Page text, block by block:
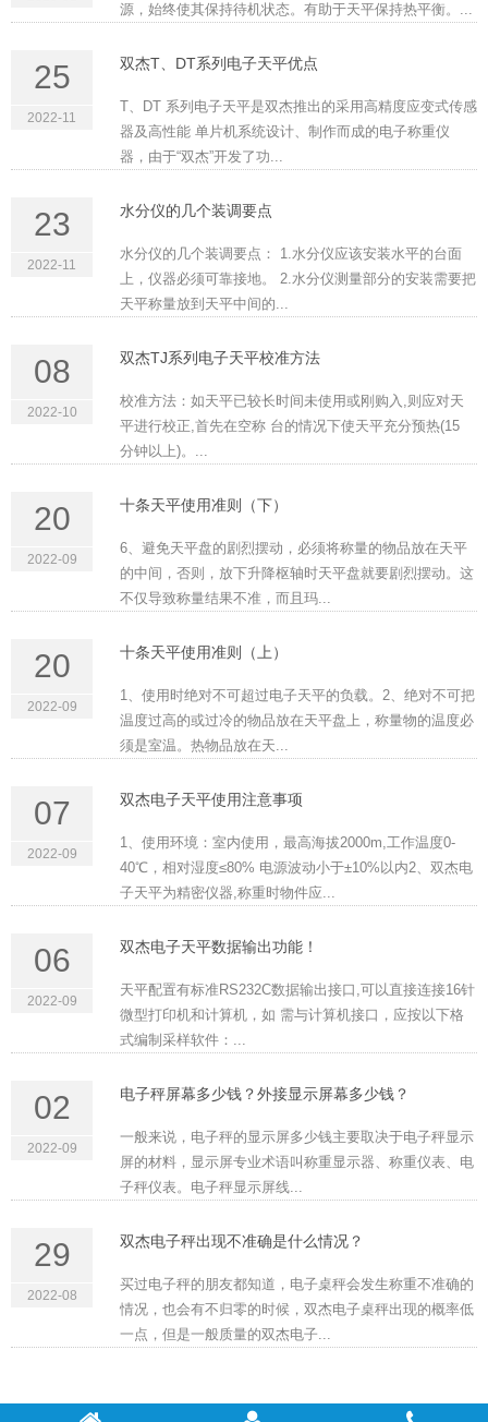
源，始终使其保持待机状态。有助于天平保持热平衡。...
25
2022-11
双杰T、DT系列电子天平优点
T、DT 系列电子天平是双杰推出的采用高精度应变式传感
器及高性能 单片机系统设计、制作而成的电子称重仪
器，由于“双杰”开发了功...
23
2022-11
水分仪的几个装调要点
水分仪的几个装调要点： 1.水分仪应该安装水平的台面
上，仪器必须可靠接地。 2.水分仪测量部分的安装需要把
天平称量放到天平中间的...
08
2022-10
双杰TJ系列电子天平校准方法
校准方法：如天平已较长时间未使用或刚购入,则应对天
平进行校正,首先在空称 台的情况下使天平充分预热(15
分钟以上)。...
20
2022-09
十条天平使用准则（下）
6、避免天平盘的剧烈摆动，必须将称量的物品放在天平
的中间，否则，放下升降枢轴时天平盘就要剧烈摆动。这
不仅导致称量结果不准，而且玛...
20
2022-09
十条天平使用准则（上）
1、使用时绝对不可超过电子天平的负载。2、绝对不可把
温度过高的或过冷的物品放在天平盘上，称量物的温度必
须是室温。热物品放在天...
07
2022-09
双杰电子天平使用注意事项
1、使用环境：室内使用，最高海拔2000m,工作温度0-
40℃，相对湿度≤80% 电源波动小于±10%以内2、双杰电
子天平为精密仪器,称重时物件应...
06
2022-09
双杰电子天平数据输出功能！
天平配置有标准RS232C数据输出接口,可以直接连接16针
微型打印机和计算机，如 需与计算机接口，应按以下格
式编制采样软件：...
02
2022-09
电子秤屏幕多少钱？外接显示屏幕多少钱？
一般来说，电子秤的显示屏多少钱主要取决于电子秤显示
屏的材料，显示屏专业术语叫称重显示器、称重仪表、电
子秤仪表。电子秤显示屏线...
29
2022-08
双杰电子秤出现不准确是什么情况？
买过电子秤的朋友都知道，电子桌秤会发生称重不准确的
情况，也会有不归零的时候，双杰电子桌秤出现的概率低
一点，但是一般质量的双杰电子...